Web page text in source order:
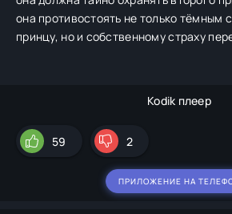
она противостоять не только
принцу, но и собственному страху
Kodik плеер
59 2
ПРИЛОЖЕНИЕ НА